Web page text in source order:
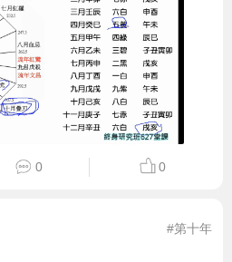
0 0
#第十年